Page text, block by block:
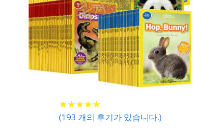
★★★★★
★★★★★
(193 개의 후기가 있습니다.)